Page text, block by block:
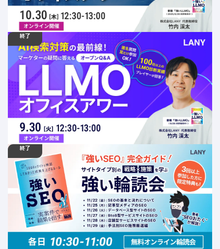
AI SEO LLMO オフィスアワー
終了
ウェビナー 09.30
【無料ウェビナー】AI検索対策の最前線！マーケターの疑
問に答えるLLMOオフィスアワー
定員数：500名
金額：無料
場所：オンライン
AI SEO LLMO オフィスアワー
終了
ウェビナー 10:30 -
11.29 11:00
【無料輪読会】『強いSEO』完全ガイド！サイトタイプ別
の戦略×施策を学ぶ「強い輪読会」
定員数：300名
金額：無料
場所：オンライン
オフィスアワー